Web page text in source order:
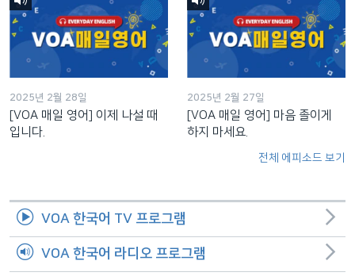
2025년 2월 28일
[VOA 매일 영어] 이제 나설 때
입니다.
2025년 2월 27일
[VOA 매일 영어] 마음 졸이게
하지 마세요.
전체 에피소드 보기
VOA 한국어 TV 프로그램
VOA 한국어 라디오 프로그램